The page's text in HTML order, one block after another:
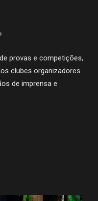
provas e competições,
clubes organizadores
de imprensa e